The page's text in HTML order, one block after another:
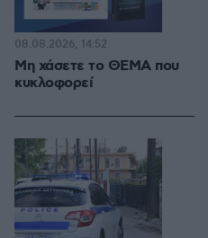
Μη χάσετε το ΘΕΜΑ που
κυκλοφορεί
08.08.2026, 14:52